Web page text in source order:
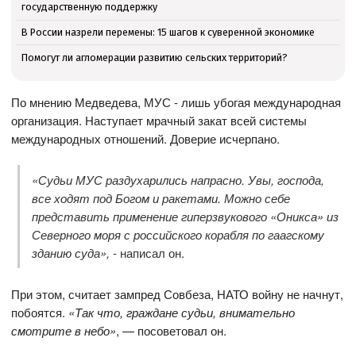
государственную поддержку
В России назрели перемены: 15 шагов к суверенной экономике
Помогут ли агломерации развитию сельских территорий?
По мнению Медведева, МУС - лишь убогая международная
организация. Наступает мрачный закат всей системы
международных отношений. Доверие исчерпано.
«Судьи МУС раздухарились напрасно. Увы, господа,
все ходят под Богом и ракетами. Можно себе
представить применение гиперзвукового «Оникса» из
Северного моря с российского корабля по гаагскому
зданию суда», - написал он.
При этом, считает зампред Совбеза, НАТО войну не начнут,
побоятся. «Так что, граждане судьи, внимательно
смотрите в небо», — посоветовал он.